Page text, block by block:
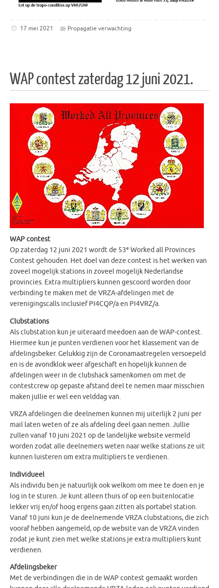
17 mei 2021 Propagatie verwachting
WAP contest zaterdag 12 juni 2021.
WAP contest
Op zaterdag 12 juni 2021 wordt de 53e Worked all Provinces
Contest gehouden. Het doel van deze contest is het werken van
zoveel mogelijk stations in zoveel mogelijk Nederlandse
provincies. Extra multipliers kunnen gescoord worden door
verbinding te maken met de VRZA-afdelingen met de
verenigingscalls inclusief PI4CQP/a en PI4VRZ/a.
Clubstations
Als clubstation kun je uiteraard meedoen aan de WAP-contest.
Hiermee kun je punten verdienen voor het klassement van de
afdelingsbeker. Gelukkig zijn de Coronamaatregelen versoepeld
en is de avondklok weer afgeschaft en hopelijk kunnen de
afdelingen weer in de clubshack samenkomen om met de
contestcrew op gepaste afstand deel te nemen maar misschien
maken jullie er wel een velddag van.
VRZA afdelingen die deelnemen kunnen mij uiterlijk 2 juni per
mail laten weten of ze als afdeling deel gaan nemen. Jullie
zullen vanaf 10 juni 2021 op de landelijke website vermeld
worden zodat alle deelnemers weten naar welke stations ze uit
kunnen luisteren om extra multipliers te verdienen.
Individueel
Als individu ben je natuurlijk ook welkom om mee te doen en je
log in te sturen. Je kunt alleen thuis of op een buitenlocatie
lekker vrij en/of hoog ergens gaan zitten als portabel station.
Vanaf 10 juni kun je de deelnemende VRZA clubstations, die zich
vooraf hebben aangemeld, op de website van de VRZA vinden
zodat je kunt zien met welke stations je extra multipliers kunt
verdienen.
Afdelingsbeker
Met de verbindingen die in de WAP contest gemaakt worden